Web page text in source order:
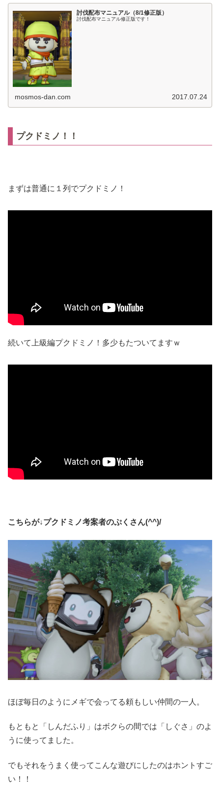
討伐配布マニュアル（8/1修正版）
討伐配布マニュアル修正版です！
mosmos-dan.com 2017.07.24
プクドミノ！！
まずは普通に１列でプクドミノ！
続いて上級編プクドミノ！多少もたついてますｗ
こちらが↓プクドミノ考案者のぷくさん(^^)/
ほぼ毎日のようにメギで会ってる頼もしい仲間の一人。
もともと「しんだふり」はボクらの間では「しぐさ」のよ
うに使ってました。
でもそれをうまく使ってこんな遊びにしたのはホントすご
い！！